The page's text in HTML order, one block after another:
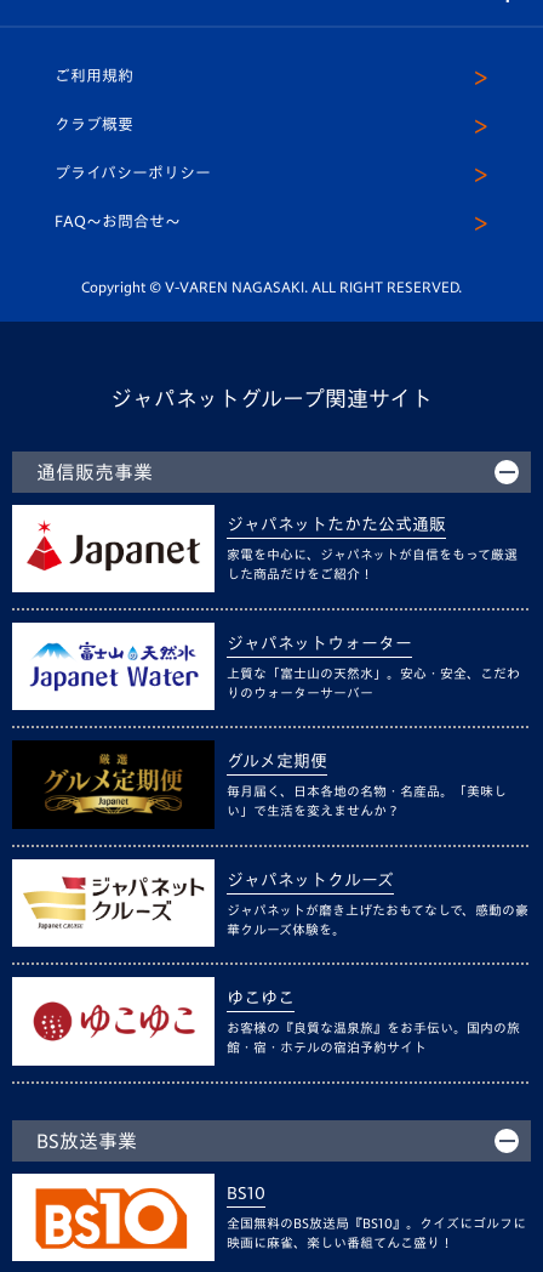
ホームタウン
平和祈念活動
ホームタウン活動
U-18
スクール
ヴィヴィくんインスタグラム
公式LINE＠
ご利用規約
クラブ概要
プライバシーポリシー
FAQ〜お問合せ〜
Copyright © V-VAREN NAGASAKI. ALL RIGHT RESERVED.
ジャパネットグループ関連サイト
通信販売事業
ジャパネットたかた公式通販
家電を中心に、ジャパネットが自信をもって厳選
した商品だけをご紹介！
ジャパネットウォーター
上質な「富士山の天然水」。安心・安全、こだわ
りのウォーターサーバー
グルメ定期便
毎月届く、日本各地の名物・名産品。「美味し
い」で生活を変えませんか？
ジャパネットクルーズ
ジャパネットが磨き上げたおもてなしで、感動の豪
華クルーズ体験を。
ゆこゆこ
お客様の『良質な温泉旅』をお手伝い。国内の旅
館・宿・ホテルの宿泊予約サイト
BS放送事業
BS10
全国無料のBS放送局『BS10』。クイズにゴルフに
映画に麻雀、楽しい番組てんこ盛り！